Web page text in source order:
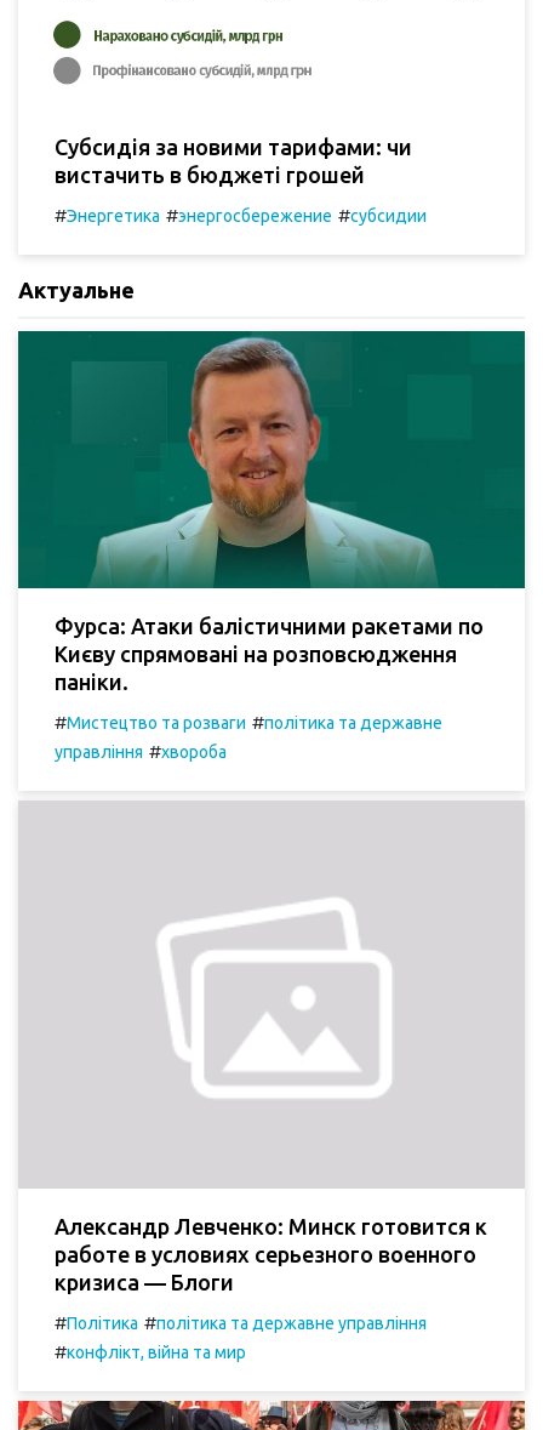
Субсидія за новими тарифами: чи
вистачить в бюджеті грошей
#Энергетика #энергосбережение #субсидии
Актуальне
Фурса: Атаки балістичними ракетами по
Києву спрямовані на розповсюдження
паніки.
#Мистецтво та розваги #політика та державне
управління #хвороба
Александр Левченко: Минск готовится к
работе в условиях серьезного военного
кризиса — Блоги
#Політика #політика та державне управління
#конфлікт, війна та мир